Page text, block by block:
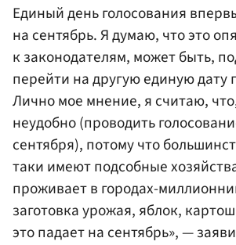
Единый день голосования
на сентябрь. Я думаю, что это
к законодателям, может быть,
перейти на другую единую дату
Лично мое мнение, я считаю,
неудобно (проводить
сентября), потому что
таки имеют подсобные
проживает в городах-
заготовка урожая, яблок,
это падает на сентябрь», —